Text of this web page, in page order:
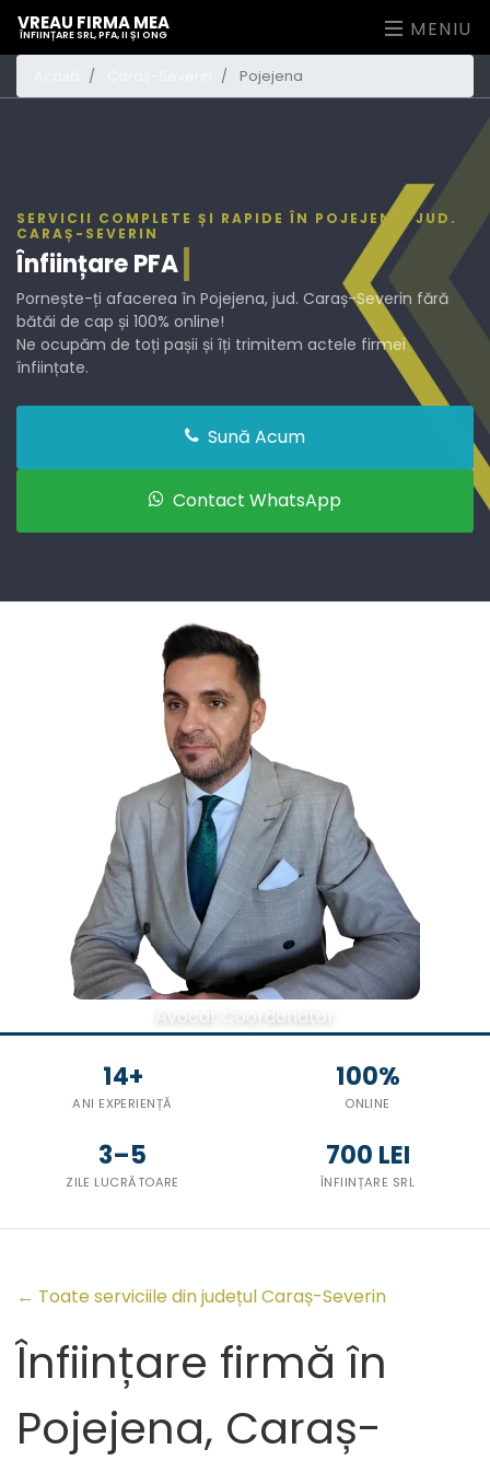
VREAU FIRMA MEA
ÎNFIINȚARE SRL, PFA, II ȘI ONG MENIU
Pojejena
SERVICII COMPLETE ȘI RAPIDE ÎN POJEJENA, JUD.
CARAȘ-SEVERIN
ÎnființarePFA
Pornește-ți afacerea în Pojejena, jud. Caraș-Severin fără
bătăi de cap și 100% online!
Ne ocupăm de toți pașii și îți trimitem actele firmei
înființate.
Sună Acum
Contact WhatsApp
Avocat Coordonator
14+
ANI EXPERIENȚĂ
100%
ONLINE
3–5
ZILE LUCRĂTOARE
700 LEI
ÎNFIINȚARE SRL
← Toate serviciile din județul Caraș-Severin
Înființare firmă în
Pojejena, Caraș-